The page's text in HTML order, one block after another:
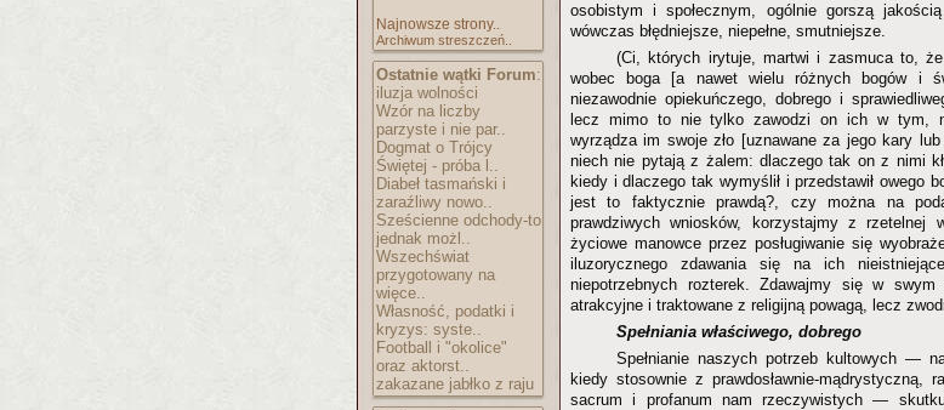
Najnowsze strony..
Archiwum streszczeń..
Ostatnie wątki Forum:
iluzja wolności
Wzór na liczby
parzyste i nie par..
Dogmat o Trójcy
Świętej - próba l..
Diabeł tasmański i
zaraźliwy nowo..
Sześcienne odchody-to
jednak możl..
Wszechświat
przygotowany na
więce..
Własność, podatki i
kryzys: syste..
Football i "okolice"
oraz aktorst..
zakazane jabłko z raju
osobistym i społecznym, ogólnie gorszą
wówczas błędniejsze, niepełne, smutniejsze.
(Ci, których irytuje, martwi i zasmuca to,
wobec boga [a nawet wielu różnych bogów i
niezawodnie opiekuńczego, dobrego i
lecz mimo to nie tylko zawodzi on ich w tym,
wyrządza im swoje zło [uznawane za jego kary
niech nie pytają z żalem: dlaczego tak on z nimi
kiedy i dlaczego tak wymyślił i przedstawił owego
jest to faktycznie prawdą?, czy można na
prawdziwych wniosków, korzystajmy z
życiowe manowce przez posługiwanie się
iluzorycznego zdawania się na ich
niepotrzebnych rozterek. Zdawajmy się w
atrakcyjne i traktowane z religijną powagą, lecz
Spełniania właściwego, dobrego
Spełnianie naszych potrzeb kultowych —
kiedy stosownie z prawdosławnie-mądrystyczną,
sacrum i profanum nam rzeczywistych —